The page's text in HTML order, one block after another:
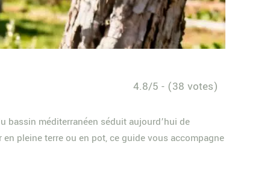
4.8/5 - (38 votes)
bassin méditerranéen séduit aujourd’hui de
pleine terre ou en pot, ce guide vous accompagne